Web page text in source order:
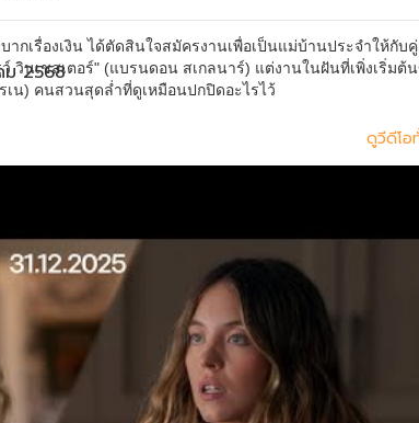
ม 2568
กเรื่องเงิน ได้ตัดสินใจสมัครงานเพื่อเป็นแม่บ้านประจำให้กับ
วินเชสเตอร์" (แบรนดอน สเกลนาร์) แต่งานในฝันที่เพิ่งเริ่มต้
เน) คนสวนสุดล่ำที่ดูเหมือนปกปิดอะไรไว้
ดูวีดีโอ